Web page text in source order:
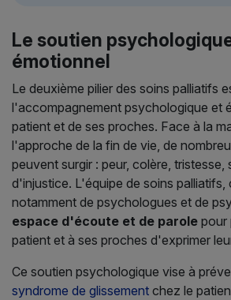
Le soutien
émotionnel
Le deuxième pilier des soins palliatifs
l'accompagnement psychologique et
patient et de ses proches. Face à la
l'approche de la fin de vie, de
peuvent surgir : peur, colère, tristesse,
d'injustice. L'équipe de soins palliatifs,
notamment de psychologues et de
espace d'écoute et de parole pour
patient et à ses proches d'exprimer
Ce soutien psychologique vise à
syndrome de glissement chez le